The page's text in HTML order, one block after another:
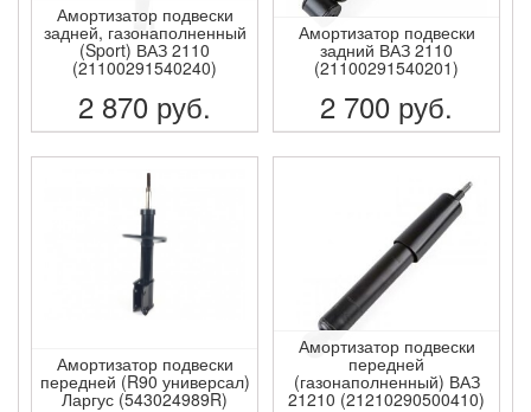
Амортизатор подвески
задней, газонаполненный
(Sport) ВАЗ 2110
(21100291540240)
2 870 руб.
ПОДРОБНЕЕ
Амортизатор подвески
задний ВАЗ 2110
(21100291540201)
2 700 руб.
ПОДРОБНЕЕ
Амортизатор подвески
передней (R90 универсал)
Ларгус (543024989R)
Амортизатор подвески
передней
(газонаполненный) ВАЗ
21210 (21210290500410)